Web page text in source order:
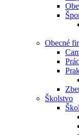
Obecné
Školstvo